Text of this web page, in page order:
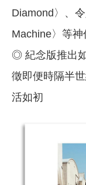
Diamond〉、
Machine〉等神
◎ 紀念版推出
徵即便時隔半
活如初